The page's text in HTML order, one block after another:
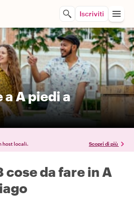
Iscriviti
a A piedi a
host locali. Scopri di più
cose da fare in A